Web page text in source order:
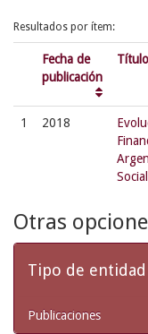
Resultados por ítem:
Fecha de
publicación
Título
1 2018
Social
Otras
Tipo de entidad
Publicaciones